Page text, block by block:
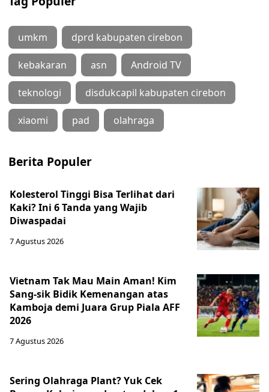
umkm dprd kabupaten cirebon
kebakaran asn Android TV
teknologi disdukcapil kabupaten cirebon
xiaomi pad olahraga
Berita Populer
Kolesterol Tinggi Bisa Terlihat dari
Kaki? Ini 6 Tanda yang Wajib
Diwaspadai
7 Agustus 2026
Vietnam Tak Mau Main Aman! Kim
Sang-sik Bidik Kemenangan atas
Kamboja demi Juara Grup Piala AFF
2026
7 Agustus 2026
Sering Olahraga Plant? Yuk Cek